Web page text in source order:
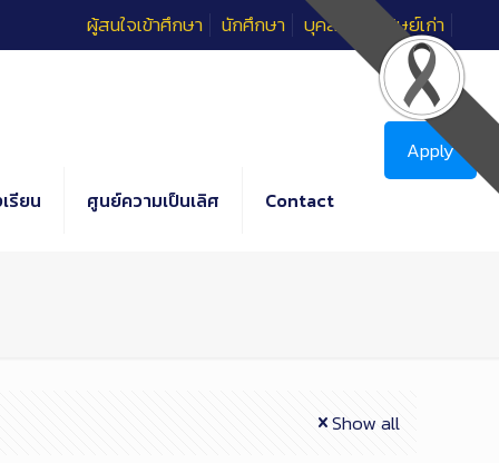
ผู้สนใจเข้าศึกษา นักศึกษา บุคลากร ศิษย์เก่า
รียน ศูนย์ความเป็นเลิศ Contact
Apply
Show all